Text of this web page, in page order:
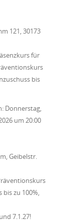
121, 30173
für
bis
Donnerstag,
um 20:00
Geibelstr.
bis zu 100%,
7.1.27!